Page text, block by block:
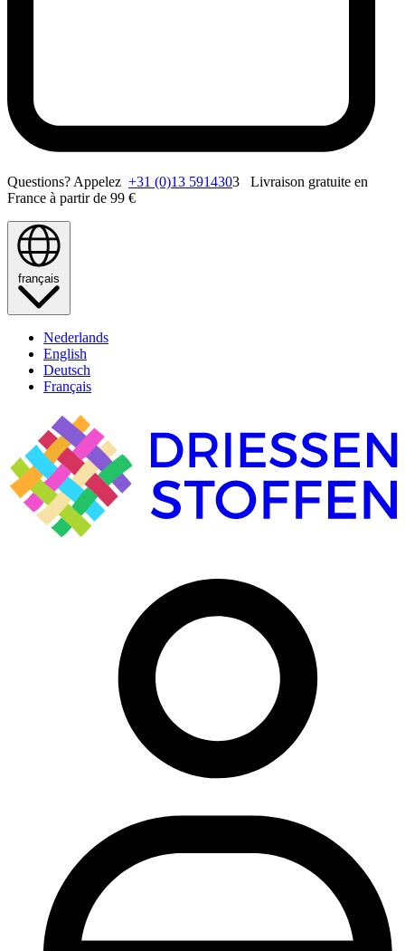
Questions? Appelez +31 (0)13 5914303 Livraison gratuite en
France à partir de 99 €
français
Nederlands
English
Deutsch
Français